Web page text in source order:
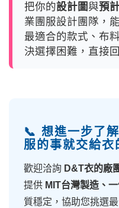
把你的設計圖與預
業團服設計團隊，
最適合的款式、布
決選擇困難，直接
📞 想進一步了
服的事就交給衣
歡迎洽詢 D&T衣的廠
提供 MIT台灣製造、
質穩定，協助您挑選